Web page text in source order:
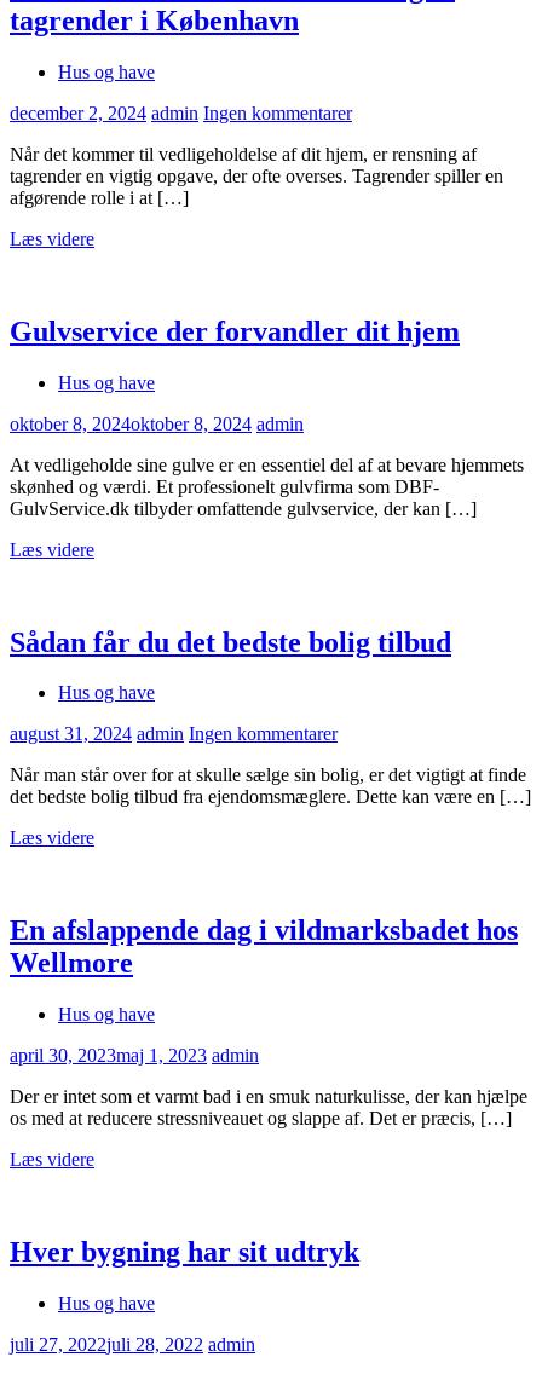
tagrender i København
Hus og have
december 2, 2024 admin Ingen kommentarer
Når det kommer til vedligeholdelse af dit hjem, er rensning af
tagrender en vigtig opgave, der ofte overses. Tagrender spiller en
afgørende rolle i at […]
Læs videre
Gulvservice der forvandler dit hjem
Hus og have
oktober 8, 2024oktober 8, 2024 admin
At vedligeholde sine gulve er en essentiel del af at bevare hjemmets
skønhed og værdi. Et professionelt gulvfirma som DBF-
GulvService.dk tilbyder omfattende gulvservice, der kan […]
Læs videre
Sådan får du det bedste bolig tilbud
Hus og have
august 31, 2024 admin Ingen kommentarer
Når man står over for at skulle sælge sin bolig, er det vigtigt at finde
det bedste bolig tilbud fra ejendomsmæglere. Dette kan være en […]
Læs videre
En afslappende dag i vildmarksbadet hos
Wellmore
Hus og have
april 30, 2023maj 1, 2023 admin
Der er intet som et varmt bad i en smuk naturkulisse, der kan hjælpe
os med at reducere stressniveauet og slappe af. Det er præcis, […]
Læs videre
Hver bygning har sit udtryk
Hus og have
juli 27, 2022juli 28, 2022 admin